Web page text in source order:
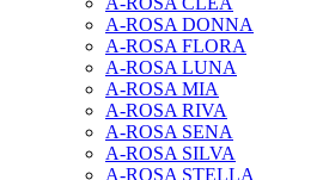
A-ROSA DONNA
A-ROSA FLORA
A-ROSA LUNA
A-ROSA MIA
A-ROSA RIVA
A-ROSA SENA
A-ROSA SILVA
A-ROSA STELLA